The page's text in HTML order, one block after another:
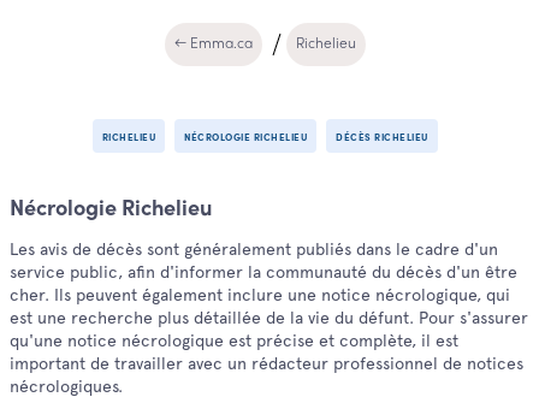
← Emma.ca Richelieu
RICHELIEU NÉCROLOGIE RICHELIEU DÉCÈS RICHELIEU
Nécrologie Richelieu
Les avis de décès sont généralement publiés dans le cadre d'un
service public, afin d'informer la communauté du décès d'un être
cher. Ils peuvent également inclure une notice nécrologique, qui
est une recherche plus détaillée de la vie du défunt. Pour s'assurer
qu'une notice nécrologique est précise et complète, il est
important de travailler avec un rédacteur professionnel de notices
nécrologiques.